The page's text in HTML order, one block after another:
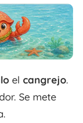
el cangrejo.
Se mete